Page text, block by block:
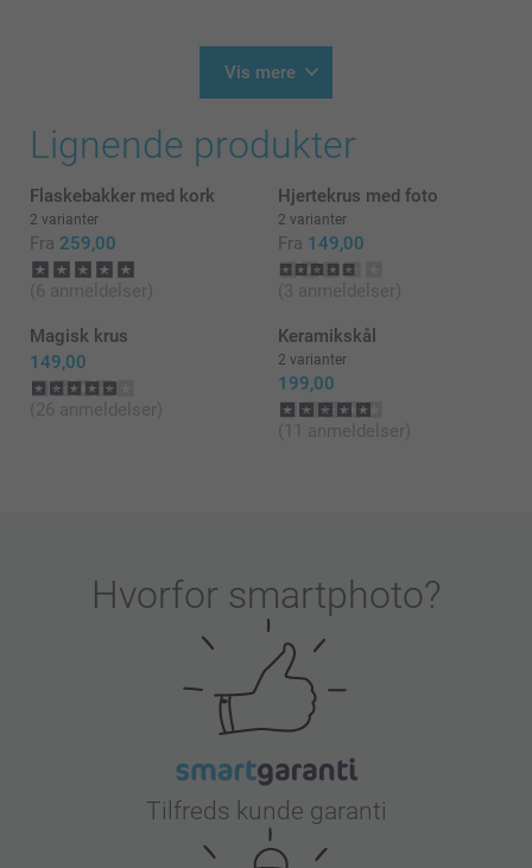
https://www.smartphoto.dk/kontakt
Varme hilsner
Kirsi @smartphoto
Tusind tak for din anmeldelse 😊
sætter vi stor pris på!
Du er meget velkommen igen 👍
Varme hilsner
Zeinab @smartphoto
Vis mere
Lignende produkter
Flaskebakker med kork
2 varianter
Fra 259,00
(6 anmeldelser)
Hjertekrus med foto
2 varianter
Fra 149,00
(3 anmeldelser)
Magisk krus
149,00
(26 anmeldelser)
Keramikskål
2 varianter
199,00
(11 anmeldelser)
Hvorfor smartphoto?
Tilfreds kunde garanti